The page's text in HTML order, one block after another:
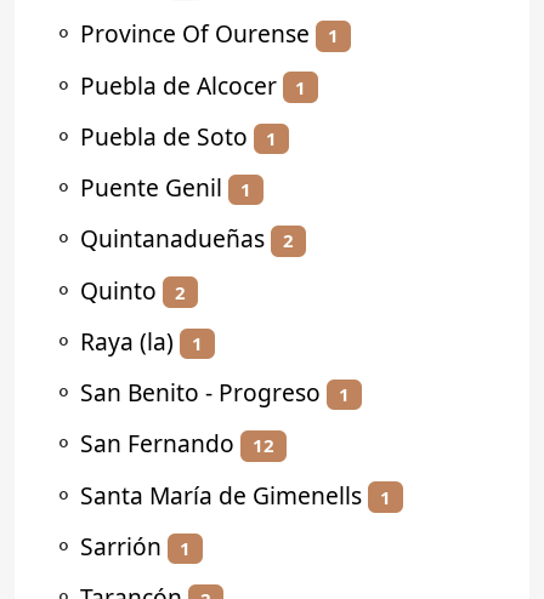
⚬ Province Of Ourense 1
⚬ Puebla de Alcocer 1
⚬ Puebla de Soto 1
⚬ Puente Genil 1
⚬ Quintanadueñas 2
⚬ Quinto 2
⚬ Raya (la) 1
⚬ San Benito - Progreso 1
⚬ San Fernando 12
⚬ Santa María de Gimenells 1
⚬ Sarrión 1